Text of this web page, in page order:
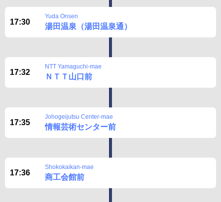
17:30
Yuda Onsen
湯田温泉（湯田温泉通）
17:32
NTT Yamaguchi-mae
ＮＴＴ山口前
17:35
Johogeijutsu Center-mae
情報芸術センター前
17:36
Shokokaikan-mae
商工会館前